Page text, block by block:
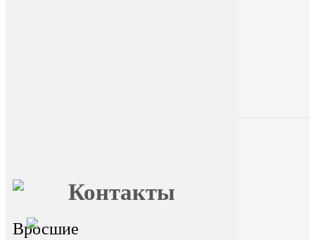
Вросшие
Контакты
главный офис - г.Иркутск,
ул.Байкальская 236в/1, оф.1